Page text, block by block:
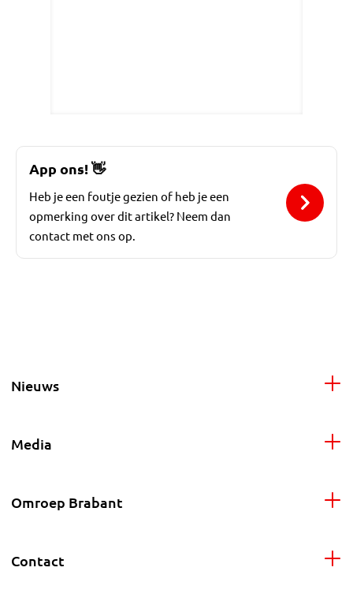
App ons!👋
Heb je een foutje gezien of heb je een
opmerking over dit artikel? Neem dan
contact met ons op.
Nieuws
Media
Omroep Brabant
Contact